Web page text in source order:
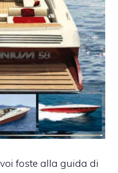
foste alla guida di